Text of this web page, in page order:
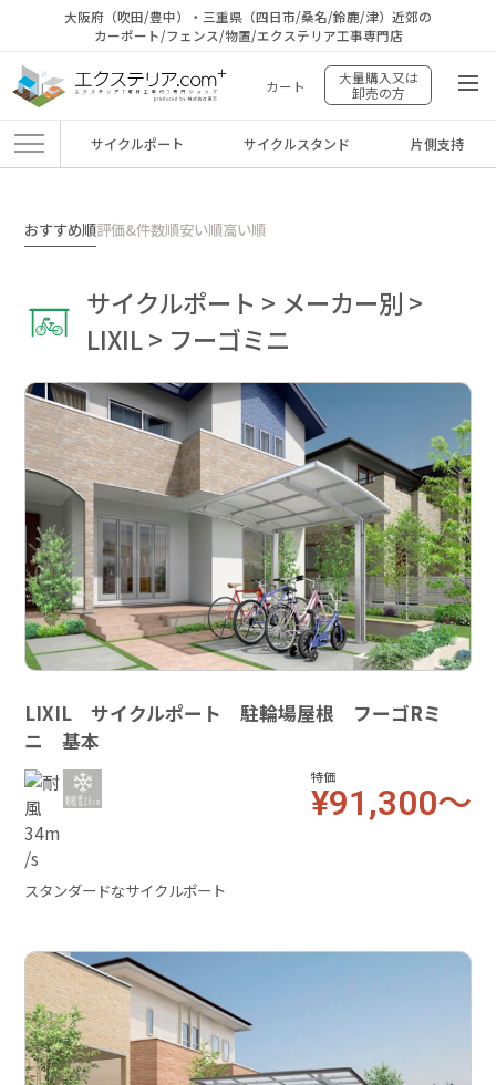
大阪府（吹田/豊中）・三重県（四日市/桑名/鈴鹿/津）近郊の
カーポート/フェンス/物置/エクステリア工事専門店
カート
大量購入又は
卸売の方
サイクルポート サイクルスタンド 片側支持
おすすめ順評価&件数順安い順高い順
サイクルポート > メーカー別 >
LIXIL > フーゴミニ
LIXIL サイクルポート 駐輪場屋根 フーゴRミ
ニ 基本
特価
¥91,300～
スタンダードなサイクルポート